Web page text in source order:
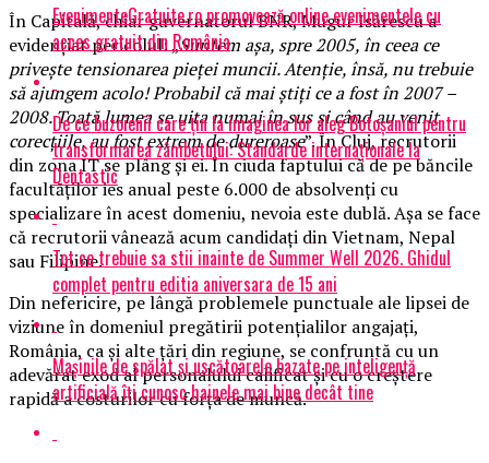
În Capitală, chiar guvernatorul BNR, Mugur Isărescu a
evidenţiat pericolul: „Suntem aşa, spre 2005, în ceea ce
priveşte tensionarea pieţei muncii. Atenţie, însă, nu trebuie
să ajungem acolo! Probabil că mai ştiţi ce a fost în 2007 –
2008. Toată lumea se uita numai în sus şi când au venit
corecţiile, au fost extrem de dureroase”. În Cluj, recrutorii
din zona IT se plâng şi ei. În ciuda faptului că de pe băncile
facultăţilor ies anual peste 6.000 de absolvenţi cu
specializare în acest domeniu, nevoia este dublă. Aşa se face
că recrutorii vânează acum candidaţi din Vietnam, Nepal
sau Filipine.
Din nefericire, pe lângă problemele punctuale ale lipsei de
viziune în domeniul pregătirii potenţialilor angajaţi,
România, ca şi alte ţări din regiune, se confruntă cu un
adevărat exod al personalului calificat şi cu o creştere
rapidă a costurilor cu forţa de muncă.
EvenimenteGratuite.ro promovează online evenimentele cu
acces gratuit din România
De ce buzoienii care țin la imaginea lor aleg Botoșaniul pentru
transformarea zâmbetului: Standarde internaționale la
Dentastic
Tot ce trebuie sa stii inainte de Summer Well 2026. Ghidul
complet pentru editia aniversara de 15 ani
Mașinile de spălat și uscătoarele bazate pe inteligență
artificială îți cunosc hainele mai bine decât tine